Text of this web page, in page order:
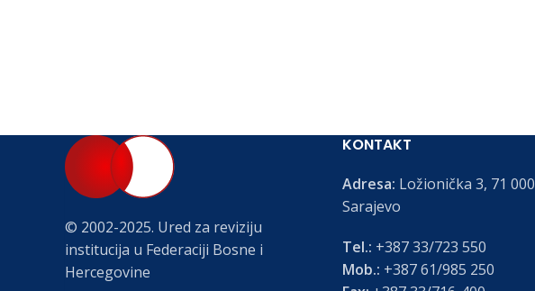
© 2002-2025. Ured za reviziju
institucija u Federaciji Bosne i
Hercegovine
KONTAKT
Adresa: Ložionička 3, 71 000
Sarajevo
Tel.: +387 33/723 550
Mob.: +387 61/985 250